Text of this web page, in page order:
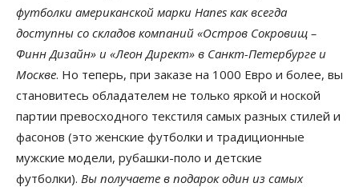
футболки американской марки Hanes как всегда
доступны со складов компаний «Остров Сокровищ –
Финн Дизайн» и «Леон Директ» в Санкт-Петербурге и
Москве. Но теперь, при заказе на 1000 Евро и более, вы
становитесь обладателем не только яркой и ноской
партии превосходного текстиля самых разных стилей и
фасонов (это женские футболки и традиционные
мужские модели, рубашки-поло и детские
футболки). Вы получаете в подарок один из самых